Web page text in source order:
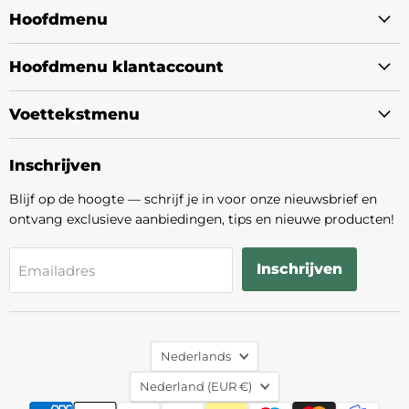
FacebookInstagram
Hoofdmenu
Hoofdmenu klantaccount
Voettekstmenu
Inschrijven
Blijf op de hoogte — schrijf je in voor onze nieuwsbrief en
ontvang exclusieve aanbiedingen, tips en nieuwe producten!
Emailadres Inschrijven
Taal
Nederlands
Land
Nederland (EUR €)